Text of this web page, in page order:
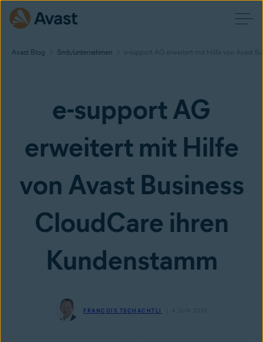
Avast Blog Smb/unternehmen e-support AG erweitert mit Hilfe von Avast
e-support AG
erweitert mit Hilfe
von Avast Business
CloudCare ihren
Kundenstamm
FRANCOIS TSCHACHTLI 4 JUN 2019